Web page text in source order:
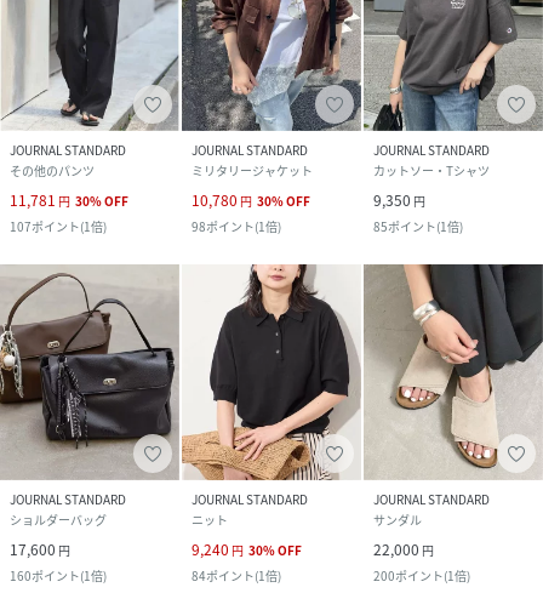
JOURNAL STANDARD
その他のパンツ
11,781 円 30%OFF
107ポイント(1倍)
JOURNAL STANDARD
ミリタリージャケット
10,780 円 30%OFF
98ポイント(1倍)
JOURNAL STANDARD
カットソー・Tシャツ
9,350 円
85ポイント(1倍)
JOURNAL STANDARD
ショルダーバッグ
17,600 円
160ポイント(1倍)
JOURNAL STANDARD
ニット
9,240 円 30%OFF
84ポイント(1倍)
JOURNAL STANDARD
サンダル
22,000 円
200ポイント(1倍)